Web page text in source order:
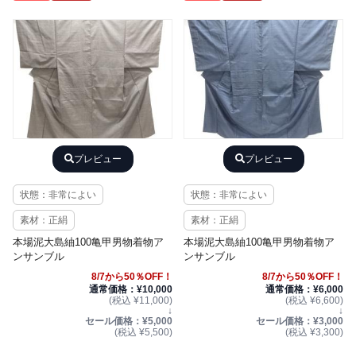
プレビュー
状態：非常によい
素材：正絹
本場泥大島紬100亀甲男物着物ア
ンサンブル
8/7から50％OFF！
通常価格：¥10,000
(税込 ¥11,000)
↓
セール価格：¥5,000
(税込 ¥5,500)
プレビュー
状態：非常によい
素材：正絹
本場泥大島紬100亀甲男物着物ア
ンサンブル
8/7から50％OFF！
通常価格：¥6,000
(税込 ¥6,600)
↓
セール価格：¥3,000
(税込 ¥3,300)